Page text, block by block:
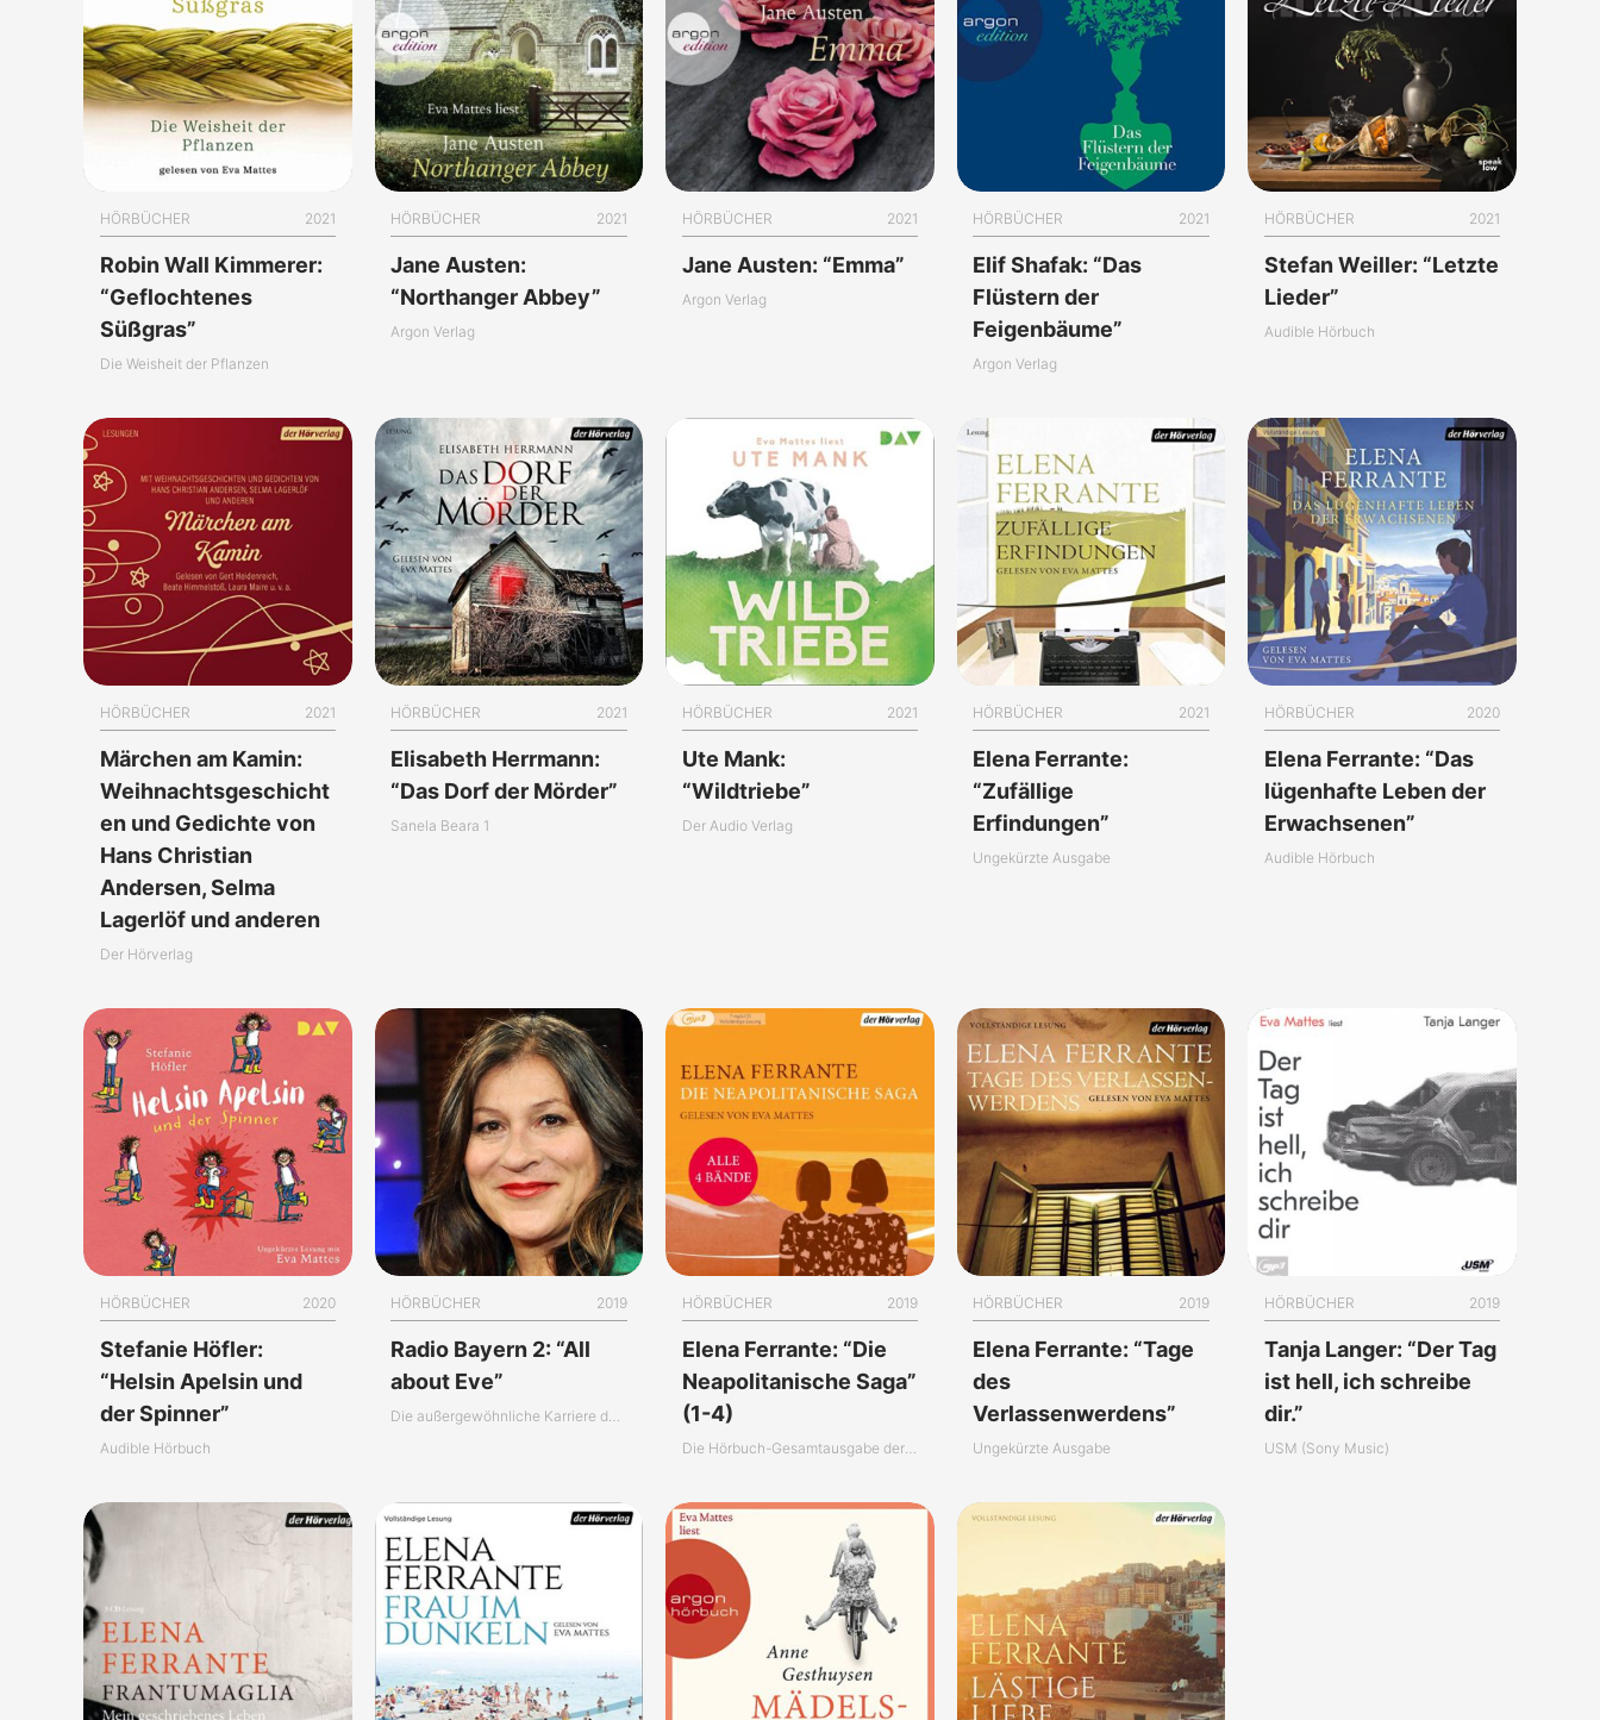
HÖRBÜCHER 2021
Robin Wall Kimmerer:
“Geflochtenes
Süßgras”
Die Weisheit der Pflanzen
HÖRBÜCHER 2021
Jane Austen:
“Northanger Abbey”
Argon Verlag
HÖRBÜCHER 2021
Jane Austen: “Emma”
Argon Verlag
HÖRBÜCHER 2021
Elif Shafak: “Das
Flüstern der
Feigenbäume”
Argon Verlag
HÖRBÜCHER 2021
Stefan Weiller: “Letzte
Lieder”
Audible Hörbuch
HÖRBÜCHER 2021
Märchen am Kamin:
Weihnachtsgeschicht
en und Gedichte von
Hans Christian
Andersen, Selma
Lagerlöf und anderen
Der Hörverlag
HÖRBÜCHER 2021
Elisabeth Herrmann:
“Das Dorf der Mörder”
Sanela Beara 1
HÖRBÜCHER 2021
Ute Mank:
“Wildtriebe”
Der Audio Verlag
HÖRBÜCHER 2021
Elena Ferrante:
“Zufällige
Erfindungen”
Ungekürzte Ausgabe
HÖRBÜCHER 2020
Elena Ferrante: “Das
lügenhafte Leben der
Erwachsenen”
Audible Hörbuch
HÖRBÜCHER 2020
Stefanie Höfler:
“Helsin Apelsin und
der Spinner”
Audible Hörbuch
HÖRBÜCHER 2019
Radio Bayern 2: “All
about Eve”
Die außergewöhnliche Karriere der Eva Mattes
HÖRBÜCHER 2019
Elena Ferrante: “Die
Neapolitanische Saga”
(1-4)
Die Hörbuch-Gesamtausgabe der “Neapolitanischen Saga”
HÖRBÜCHER 2019
Elena Ferrante: “Tage
des
Verlassenwerdens”
Ungekürzte Ausgabe
HÖRBÜCHER 2019
Tanja Langer: “Der Tag
ist hell, ich schreibe
dir.”
USM (Sony Music)